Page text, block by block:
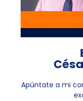
Apúntate a mi